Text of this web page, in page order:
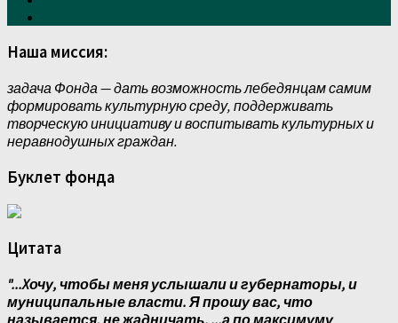
Наша миссия:
задача Фонда — дать возможность лебедянцам самим
формировать культурную среду, поддерживать
творческую инициативу и воспитывать культурных и
неравнодушных граждан.
Буклет фонда
Цитата
"...Xочу, чтобы меня услышали и губернаторы, и
муниципальные власти. Я прошу вас, что
называется, не жадничать, ...а по максимуму